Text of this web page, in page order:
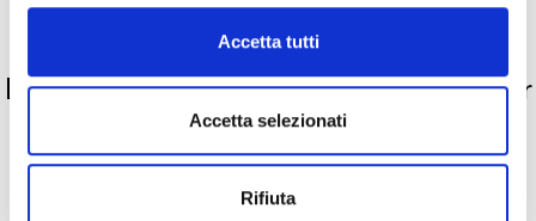
Accetta tutti
Accetta selezionati
Rifiuta
PRODOTTI SIMILI
La nostra selezione di prodotti scelti per
te